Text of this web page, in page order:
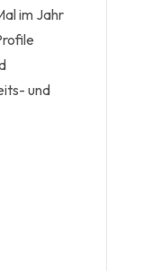
im Jahr
und